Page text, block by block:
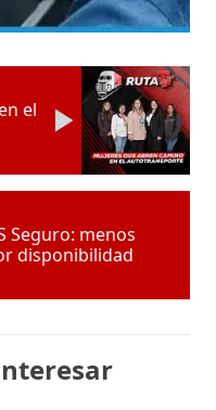
el
Seguro: menos
disponibilidad